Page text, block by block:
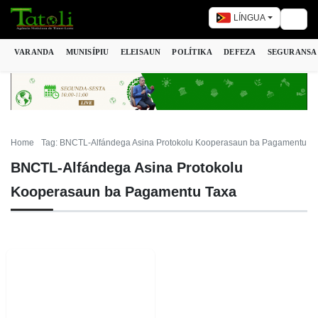
LÍNGUA
VARANDA MUNISÍPIU ELEISAUN POLÍTIKA DEFEZA SEGURANSA
Home Tag: BNCTL-Alfándega Asina Protokolu Kooperasaun ba Pagamentu
BNCTL-Alfándega Asina Protokolu
Kooperasaun ba Pagamentu Taxa